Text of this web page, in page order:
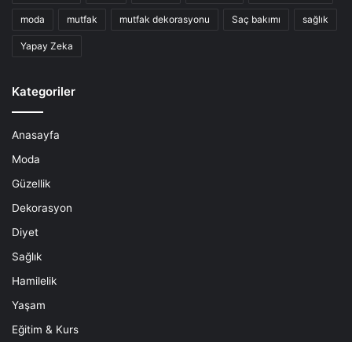
moda mutfak mutfak dekorasyonu Saç bakımı sağlık
Yapay Zeka
Kategoriler
Anasayfa
Moda
Güzellik
Dekorasyon
Diyet
Sağlık
Hamilelik
Yaşam
Eğitim & Kurs